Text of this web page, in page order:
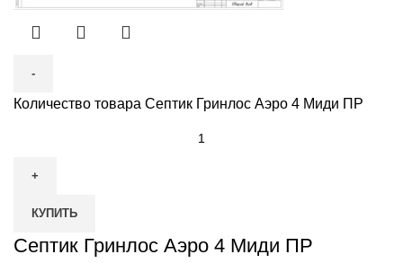
Количество товара Септик Гринлос Аэро 4 Миди ПР
КУПИТЬ
Септик Гринлос Аэро 4 Миди ПР